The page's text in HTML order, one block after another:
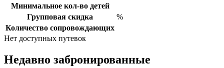
Минимальное кол-во детей
Групповая скидка
%
Количество сопровождающих
Нет доступных путевок
Недавно забронированные